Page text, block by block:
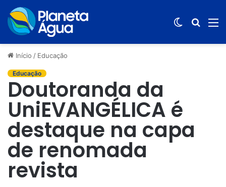
Switch
Início / Educação
Educação
Doutoranda da
UniEVANGÉLICA é
destaque na capa
de renomada
revista